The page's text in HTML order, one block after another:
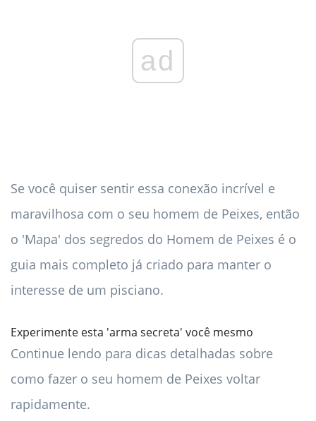
ad
Se você quiser sentir essa conexão incrível e
maravilhosa com o seu homem de Peixes, então
o 'Mapa' dos segredos do Homem de Peixes é o
guia mais completo já criado para manter o
interesse de um pisciano.
Experimente esta 'arma secreta' você mesmo
Continue lendo para dicas detalhadas sobre
como fazer o seu homem de Peixes voltar
rapidamente.